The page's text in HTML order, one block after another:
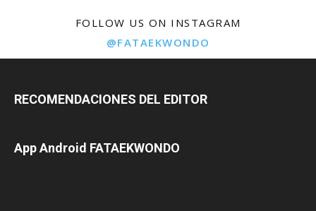
FOLLOW US ON INSTAGRAM
@FATAEKWONDO
RECOMENDACIONES DEL EDITOR
App Android FATAEKWONDO